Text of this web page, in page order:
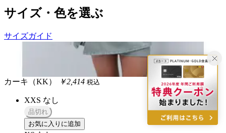
サイズ・色を選ぶ
サイズガイド
カーキ（KK） ￥2,414 税込
XXS なし
品切れ
お気に入りに追加